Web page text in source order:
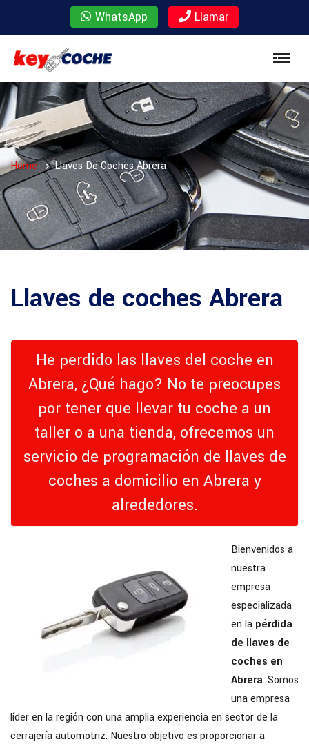
WhatsApp Llamar
Home Llaves De Coches Abrera
Llaves de coches Abrera
He perdido las llaves del coche en
Abrera, ¿Qué hago? No te preocupes
por tener que llevar tu coche a un
taller o a una tienda, ofrecemos un
servicio de programación de llaves de
coches a domicilio en Abrera y
alrededores.
Bienvenidos a
nuestra
empresa
especializada
en la pérdida
de llaves de
coches en
Abrera. Somos
una empresa
líder en la región con una amplia experiencia en sector de la
cerrajería automotriz. Nuestro objetivo es proporcionar a